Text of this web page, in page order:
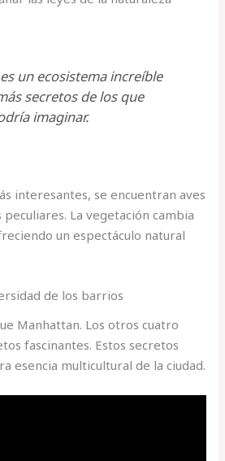
un ecosistema increíble
secretos de los que
imaginar.
interesantes, se encuentran aves
La vegetación cambia
un espectáculo natural
de los barrios
Manhattan. Los otros cuatro
fascinantes. Estos secretos
esencia multicultural de la ciudad.